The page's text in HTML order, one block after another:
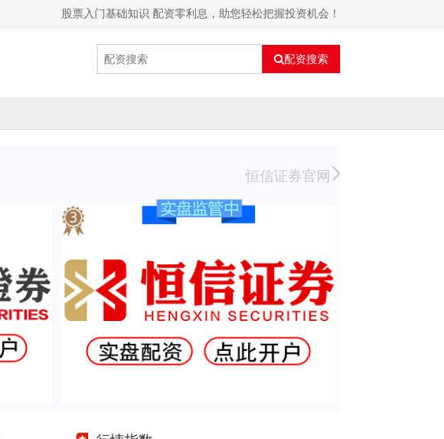
股票入门基础知识 配资零利息，助您轻松把握投资机会！
配资搜索
恒信证券官网